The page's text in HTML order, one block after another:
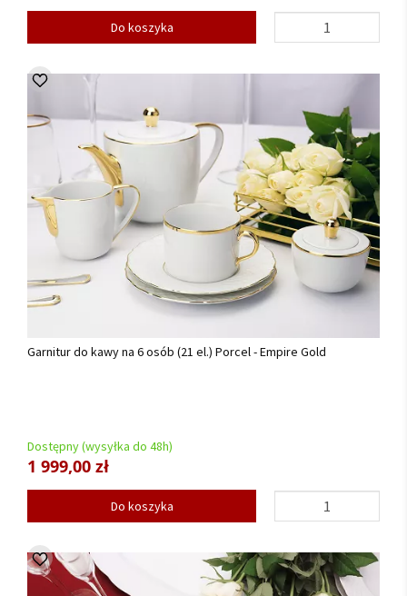
Do koszyka
Garnitur do kawy na 6 osób (21 el.) Porcel - Empire Gold
Dostępny (wysyłka do 48h)
1 999,00 zł
Do koszyka